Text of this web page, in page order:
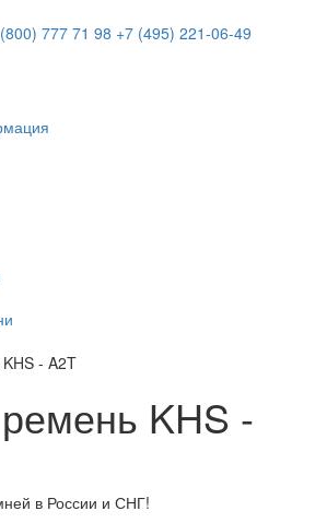
777 71 98 +7 (495) 221-06-49
- A2T
KHS -
в России и СНГ!